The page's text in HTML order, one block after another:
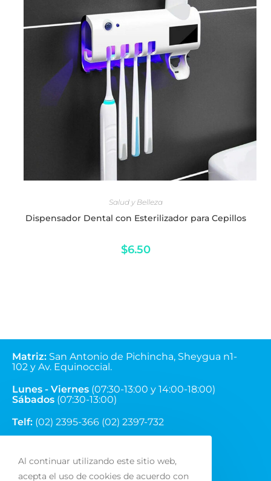
Salud y Belleza
Dispensador Dental con Esterilizador para Cepillos
$6.50
Matriz: San Antonio de Pichincha, Sheygua n1-
102 y Av. Equinoccial.
Lunes - Viernes (07:30-13:00 y 14:00-18:00)
Sábados (07:30-13:00)
Telf: (02) 2395-366 (02) 2397-732
Al continuar utilizando este sitio web,
acepta el uso de cookies de acuerdo con